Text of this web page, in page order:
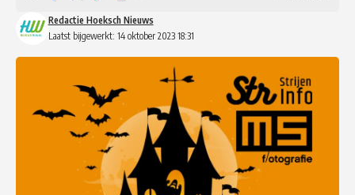
Laatst bijgewerkt: 14 oktober 2023 18:31
Redactie Hoeksch Nieuws